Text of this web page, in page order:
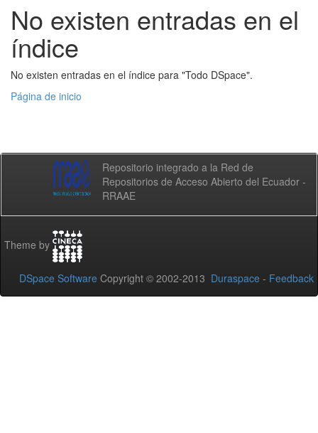
No existen entradas en el
índice
No existen entradas en el índice para "Todo DSpace".
Página de inicio
Repositorio integrado a la Red de
Repositorios de Acceso Abierto del Ecuador -
RRAAE
Theme by
DSpace Software Copyright © 2002-2013 Duraspace - Feedback